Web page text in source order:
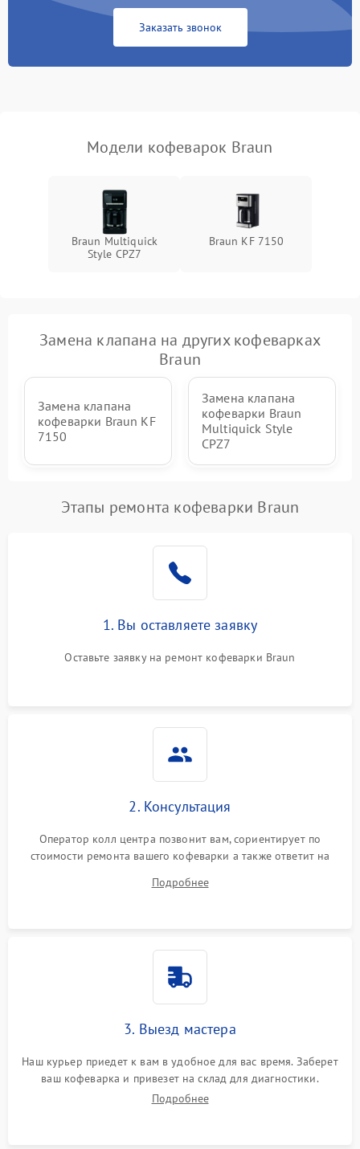
Заказать звонок
Модели кофеварок Braun
Braun Multiquick
Style CPZ7
Braun KF 7150
Замена клапана на других кофеварках
Braun
Замена клапана
кофеварки Braun KF
7150
Замена клапана
кофеварки Braun
Multiquick Style
CPZ7
Этапы ремонта кофеварки Braun
1. Вы оставляете заявку
Оставьте заявку на ремонт кофеварки Braun
2. Консультация
Оператор колл центра позвонит вам, сориентирует по
стоимости ремонта вашего кофеварки а также ответит на
Подробнее
3. Выезд мастера
Наш курьер приедет к вам в удобное для вас время. Заберет
ваш кофеварка и привезет на склад для диагностики.
Подробнее